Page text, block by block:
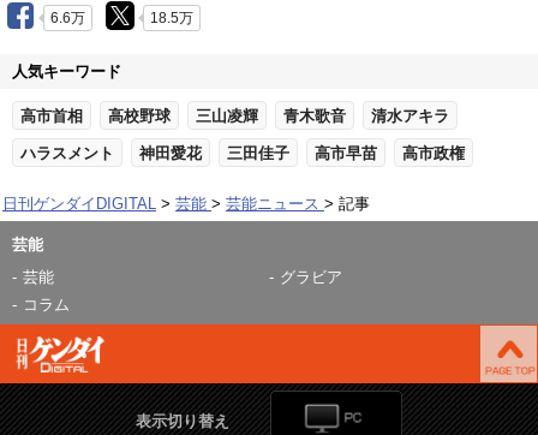
6.6万 18.5万
人気キーワード
高市首相 高校野球 三山凌輝 青木歌音 清水アキラ
ハラスメント 神田愛花 三田佳子 高市早苗 高市政権
日刊ゲンダイDIGITAL 芸能 芸能ニュース 記事
芸能
芸能
グラビア
コラム
表示切り替え